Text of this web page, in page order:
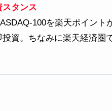
タンス
100を楽天ポイント
資。ちなみに楽天経済圏